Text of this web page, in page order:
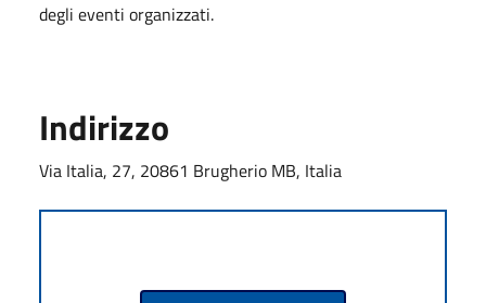
degli eventi organizzati.
Indirizzo
Via Italia, 27, 20861 Brugherio MB, Italia